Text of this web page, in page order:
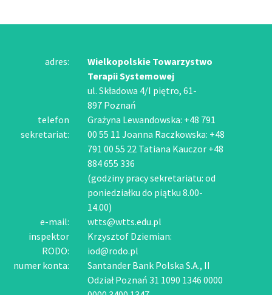
adres:
Wielkopolskie Towarzystwo
Terapii Systemowej
ul. Składowa 4/I piętro, 61-
897 Poznań
telefon
sekretariat:
Grażyna Lewandowska: +48 791
00 55 11 Joanna Raczkowska: +48
791 00 55 22 Tatiana Kauczor +48
884 655 336
(godziny pracy sekretariatu: od
poniedziałku do piątku 8.00-
14.00)
e-mail:
wtts@wtts.edu.pl
inspektor
RODO:
Krzysztof Dziemian:
iod@rodo.pl
numer konta:
Santander Bank Polska S.A., II
Odział Poznań 31 1090 1346 0000